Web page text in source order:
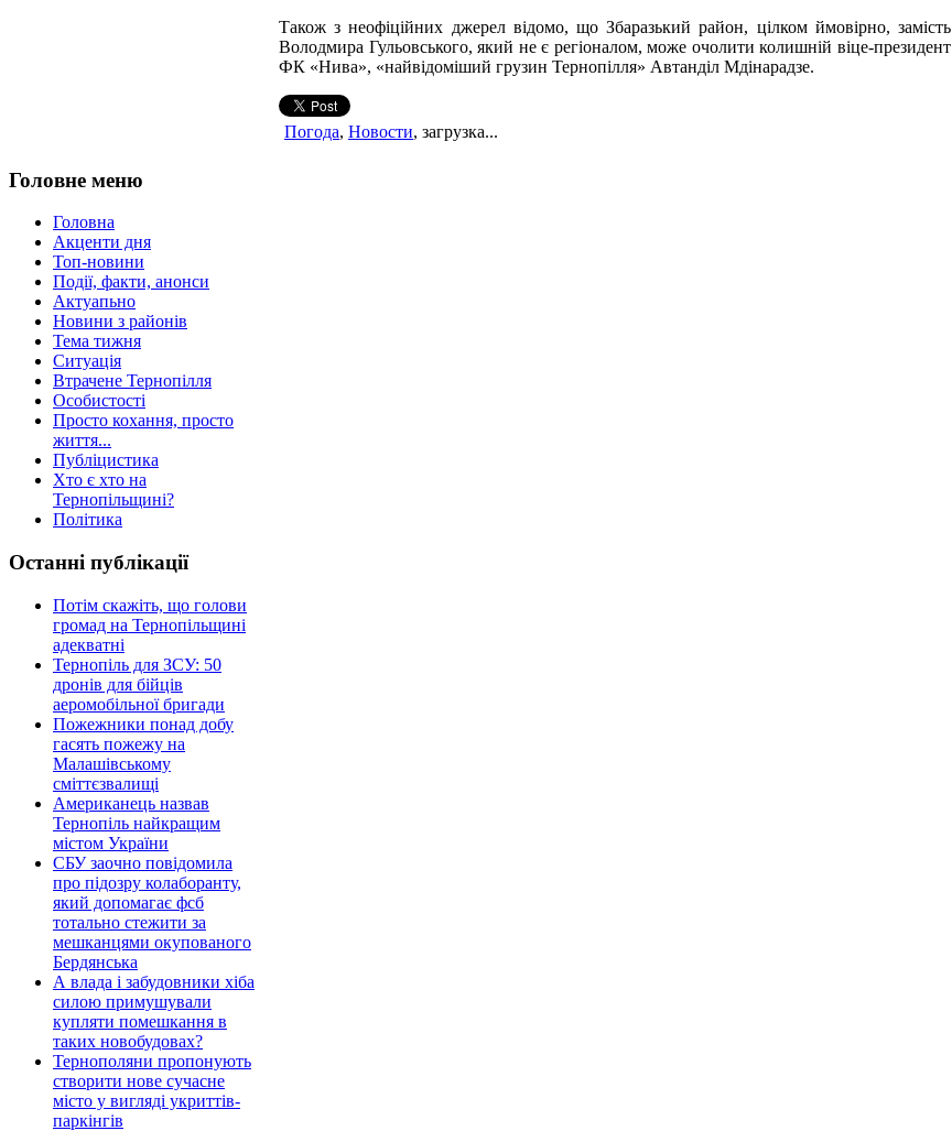
Також з неофіційних джерел відомо, що Збаразький район, цілком ймовірно, замість
Володмира Гульовського, який не є регіоналом, може очолити колишній віце-президент
ФК «Нива», «найвідоміший грузин Тернопілля» Автанділ Мдінарадзе.
Погода, Новости, загрузка...
Головне меню
Головна
Акценти дня
Топ-новини
Події, факти, анонси
Актуапьно
Новини з районів
Тема тижня
Ситуація
Втрачене Тернопілля
Особистості
Просто кохання, просто
життя...
Публіцистика
Хто є хто на
Тернопільщині?
Політика
Останні публікації
Потім скажіть, що голови
громад на Тернопільщині
адекватні
Тернопіль для ЗСУ: 50
дронів для бійців
аеромобільної бригади
Пожежники понад добу
гасять пожежу на
Малашівському
сміттєзвалищі
Американець назвав
Тернопіль найкращим
містом України
СБУ заочно повідомила
про підозру колаборанту,
який допомагає фсб
тотально стежити за
мешканцями окупованого
Бердянська
А влада і забудовники хіба
силою примушували
купляти помешкання в
таких новобудовах?
Тернополяни пропонують
створити нове сучасне
місто у вигляді укриттів-
паркінгів